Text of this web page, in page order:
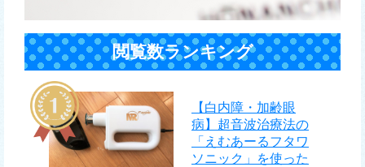
閲覧数ランキング
【白内障・加齢眼
病】超音波治療法の
「えむあーるフタワ
ソニック」を使った